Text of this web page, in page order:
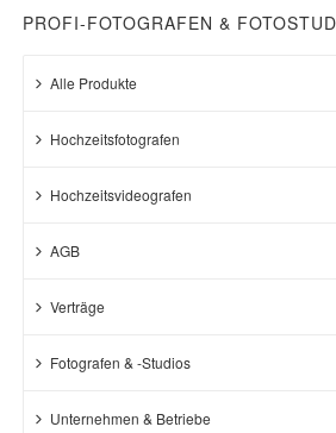
PROFI-FOTOGRAFEN &
Alle Produkte
Hochzeitsfotografen
Hochzeitsvideografen
AGB
Verträge
Fotografen & -Studios
Unternehmen & Betriebe